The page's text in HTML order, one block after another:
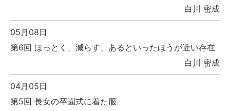
白川 密成
05月08日
第6回 ほっとく、減らす、あるといったほうが近い存在
白川 密成
04月05日
第5回 長女の卒園式に着た服